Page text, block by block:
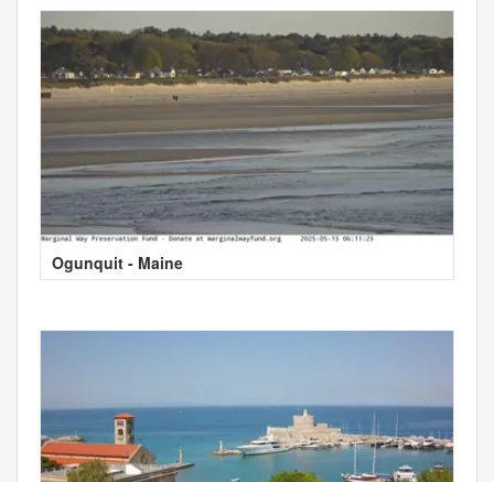
Ogunquit - Maine